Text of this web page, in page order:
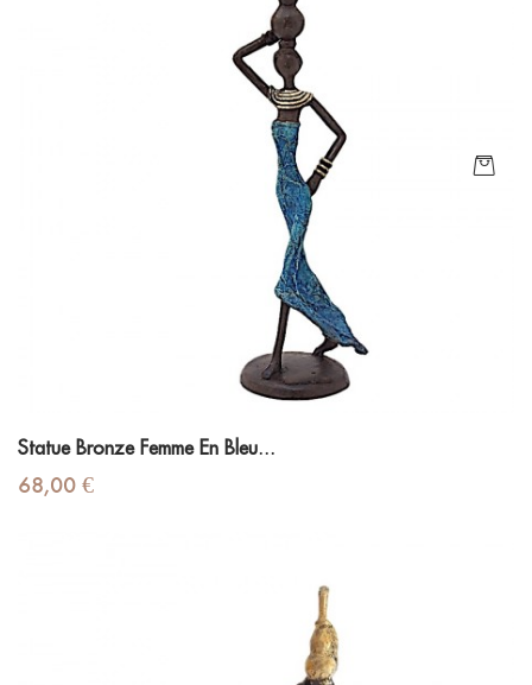
Statue Bronze Femme En Bleu...
Prix
68,00 €